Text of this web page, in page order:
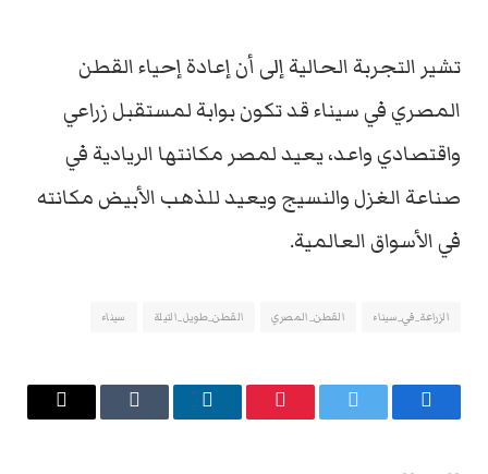
تشير التجربة الحالية إلى أن إعادة إحياء القطن
المصري في سيناء قد تكون بوابة لمستقبل زراعي
واقتصادي واعد، يعيد لمصر مكانتها الريادية في
صناعة الغزل والنسيج ويعيد للذهب الأبيض مكانته
في الأسواق العالمية.
الزراعة_في_سيناء القطن_المصري القطن_طويل_التيلة سيناء
فيسبوك تويتر بينتيريستلينكدإن Tumblr
البريد